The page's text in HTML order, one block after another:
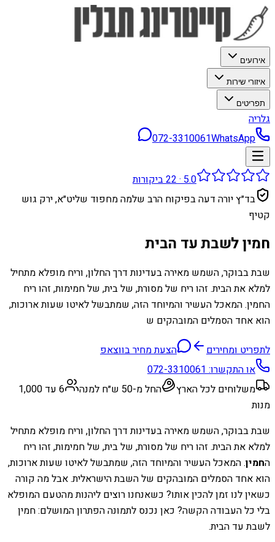
אירועים
איזורי שירות
תפריטים
גלריה
072-3310061WhatsApp
5.0
·
22ביקורות
בד״ץ יורה דעה בפיקוח הרב שלמה מחפוד שליט״א, ירק גוש
קטיף
חמין לשבת עד הבית
שבת בבוקר, השמש מאירה בעדינות דרך החלון, וריח מופלא מתחיל
למלא את הבית. זהו ריח של מסורת, של בית, של חמימות, זהו ריח
החמין. המאכל העשיר והמיוחד הזה, שמתבשל לאיטו שעות ארוכות,
הוא אחד הסמלים המובהקים ש
לתפריט ומחירים
הצעת מחיר בווצאפ
או התקשרו:072-3310061
משלוחים לכל הארץ
החל מ-50 ש״ח למנה
6 עד 1,000
מנות
שבת בבוקר, השמש מאירה בעדינות דרך החלון, וריח מופלא מתחיל
למלא את הבית. זהו ריח של מסורת, של בית, של חמימות, זהו ריח
החמין. המאכל העשיר והמיוחד הזה, שמתבשל לאיטו שעות ארוכות,
הוא אחד הסמלים המובהקים של השבת הישראלית. אבל מה קורה
כשאין לנו זמן להכין אותו? כשאנחנו רוצים ליהנות מהטעם המופלא
בלי כל העבודה הקשה? כאן נכנס לתמונה הפתרון המושלם: חמין
לשבת עד הבית.